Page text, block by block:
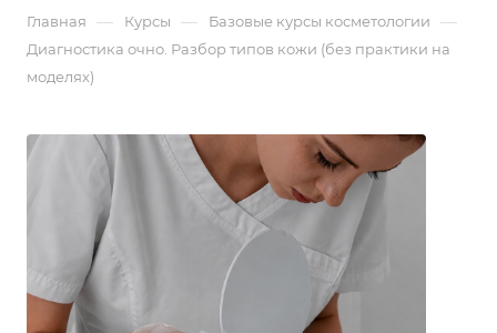
Главная — Курсы — Базовые курсы косметологии —
Диагностика очно. Разбор типов кожи (без практики на
моделях)